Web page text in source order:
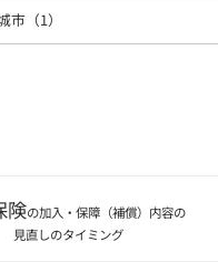
市（1）
険の加入・保障（補償）内容の
見直しのタイミング